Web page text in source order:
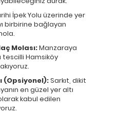
İpek Yolu üzerinde yer
birbirine bağlayan
Molası:Manzaraya
tescilli Hamsiköy
(Opsiyonel):Sarkıt, dikit
en güzel yer altı
kabul edilen